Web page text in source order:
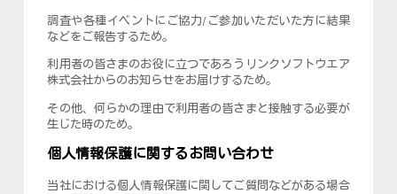
調査や各種イベントにご協力/ご参加いただいた方に結果
などをご報告するため。
利用者の皆さまのお役に立つであろうリンクソフトウエア
株式会社からのお知らせをお届けするため。
その他、何らかの理由で利用者の皆さまと接触する必要が
生じた時のため。
個人情報保護に関するお問い合わせ
当社における個人情報保護に関してご質問などがある場合